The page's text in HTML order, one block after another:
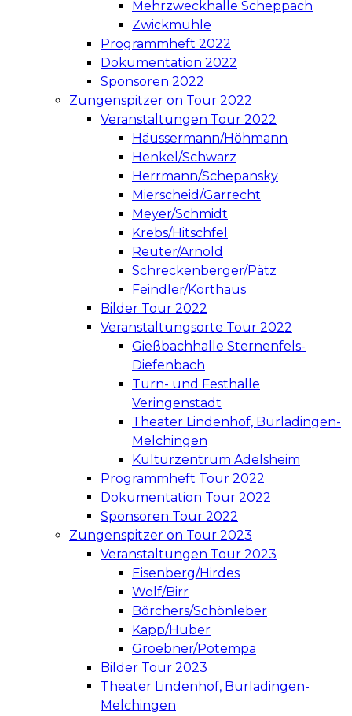
Mehrzweckhalle Scheppach
Zwickmühle
Programmheft 2022
Dokumentation 2022
Sponsoren 2022
Zungenspitzer on Tour 2022
Veranstaltungen Tour 2022
Häussermann/Höhmann
Henkel/Schwarz
Herrmann/Schepansky
Mierscheid/Garrecht
Meyer/Schmidt
Krebs/Hitschfel
Reuter/Arnold
Schreckenberger/Pätz
Feindler/Korthaus
Bilder Tour 2022
Veranstaltungsorte Tour 2022
Gießbachhalle Sternenfels-
Diefenbach
Turn- und Festhalle
Veringenstadt
Theater Lindenhof, Burladingen-
Melchingen
Kulturzentrum Adelsheim
Programmheft Tour 2022
Dokumentation Tour 2022
Sponsoren Tour 2022
Zungenspitzer on Tour 2023
Veranstaltungen Tour 2023
Eisenberg/Hirdes
Wolf/Birr
Börchers/Schönleber
Kapp/Huber
Groebner/Potempa
Bilder Tour 2023
Theater Lindenhof, Burladingen-
Melchingen